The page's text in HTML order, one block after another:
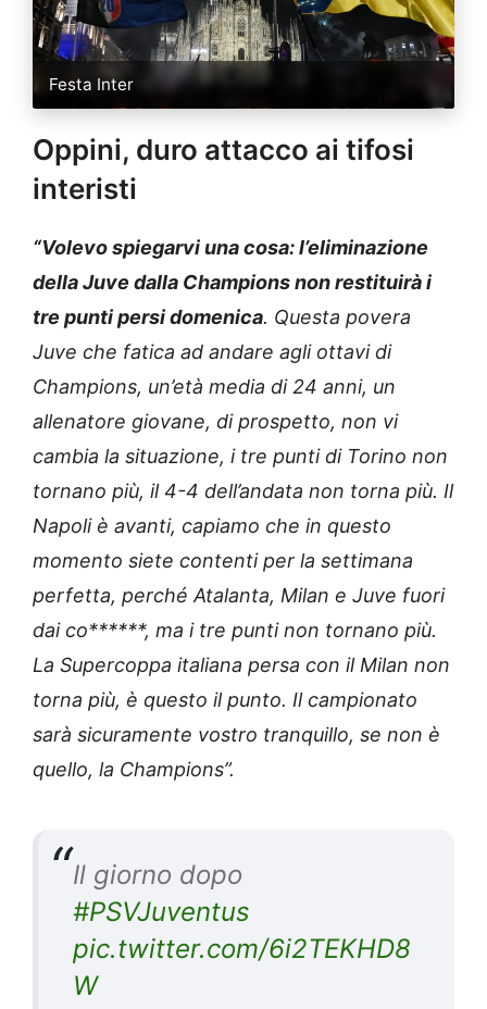
Festa Inter
Oppini, duro attacco ai tifosi
interisti
“Volevo spiegarvi una cosa: l’eliminazione
della Juve dalla Champions non restituirà i
tre punti persi domenica. Questa povera
Juve che fatica ad andare agli ottavi di
Champions, un’età media di 24 anni, un
allenatore giovane, di prospetto, non vi
cambia la situazione, i tre punti di Torino non
tornano più, il 4-4 dell’andata non torna più. Il
Napoli è avanti, capiamo che in questo
momento siete contenti per la settimana
perfetta, perché Atalanta, Milan e Juve fuori
dai co******, ma i tre punti non tornano più.
La Supercoppa italiana persa con il Milan non
torna più, è questo il punto. Il campionato
sarà sicuramente vostro tranquillo, se non è
quello, la Champions”.
Il giorno dopo
#PSVJuventus
pic.twitter.com/6i2TEKHD8
W